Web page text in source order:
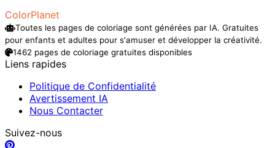
ColorPlanet
Toutes les pages de coloriage sont générées par IA. Gratuites
pour enfants et adultes pour s'amuser et développer la créativité.
1462 pages de coloriage gratuites disponibles
Liens rapides
Politique de Confidentialité
Avertissement IA
Nous Contacter
Suivez-nous